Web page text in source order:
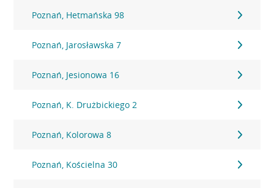
Poznań, Hetmańska 98
Poznań, Jarosławska 7
Poznań, Jesionowa 16
Poznań, K. Drużbickiego 2
Poznań, Kolorowa 8
Poznań, Kościelna 30